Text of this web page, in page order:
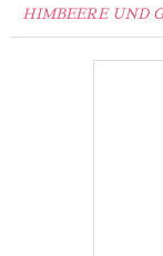
HIMBEERE UND